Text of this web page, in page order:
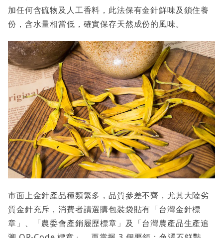
加任何含硫物及人工香料，此法保有金針鮮味及鎖住養
份，含水量相當低，確實保存天然成份的風味。
市面上金針產品種類繁多，品質參差不齊，尤其大陸劣
質金針充斥，消費者請選購包裝袋貼有「台灣金針標
章」、「農委會產銷履歷標章」及「台灣農產品生產追